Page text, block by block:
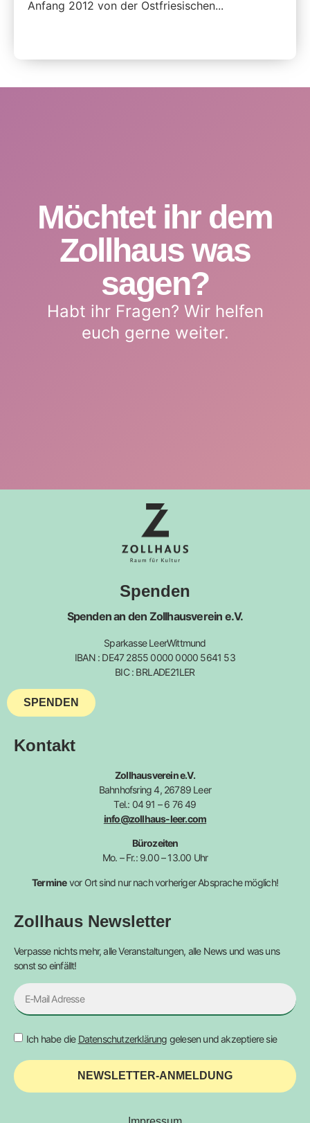
Anfang 2012 von der Ostfriesischen...
Möchtet ihr dem
Zollhaus was
sagen?
Habt ihr Fragen? Wir helfen
euch gerne weiter.
Spenden
Spenden an den Zollhausverein e.V.
Sparkasse LeerWittmund
IBAN : DE47 2855 0000 0000 5641 53
BIC : BRLADE21LER
SPENDEN
Kontakt
Zollhausverein e.V.
Bahnhofsring 4, 26789 Leer
Tel.: 04 91 – 6 76 49
info@zollhaus-leer.com
Bürozeiten
Mo. – Fr.: 9.00 – 13.00 Uhr
Terminevor Ort sind nur nach vorheriger Absprache möglich!
Zollhaus Newsletter
Verpasse nichts mehr, alle Veranstaltungen, alle News und was uns
sonst so einfällt!
Ich habe die Datenschutzerklärung gelesen und akzeptiere sie
NEWSLETTER-ANMELDUNG